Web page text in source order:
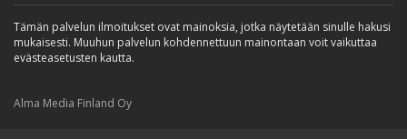
Tämän palvelun ilmoitukset ovat mainoksia, jotka näytetään sinulle hakusi
mukaisesti. Muuhun palvelun kohdennettuun mainontaan voit vaikuttaa
evästeasetusten kautta.
Alma Media Finland Oy